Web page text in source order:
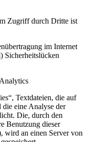
Zugriff durch Dritte ist
im Internet
Sicherheitslücken
Textdateien, die auf
eine Analyse der
Die, durch den
Benutzung dieser
wird an einen Server von